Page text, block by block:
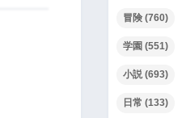
冒険 (760)
学園 (551)
小説(693)
日常 (133)